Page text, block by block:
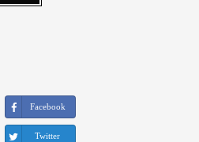
Facebook
Twitter